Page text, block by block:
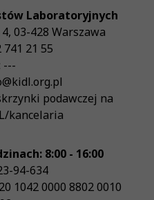
Laboratoryjnych
, 03-428 Warszawa
741 21 55
---
podawczej na
kancelaria
8:00 - 16:00
94-634
1042 0000 8802 0010